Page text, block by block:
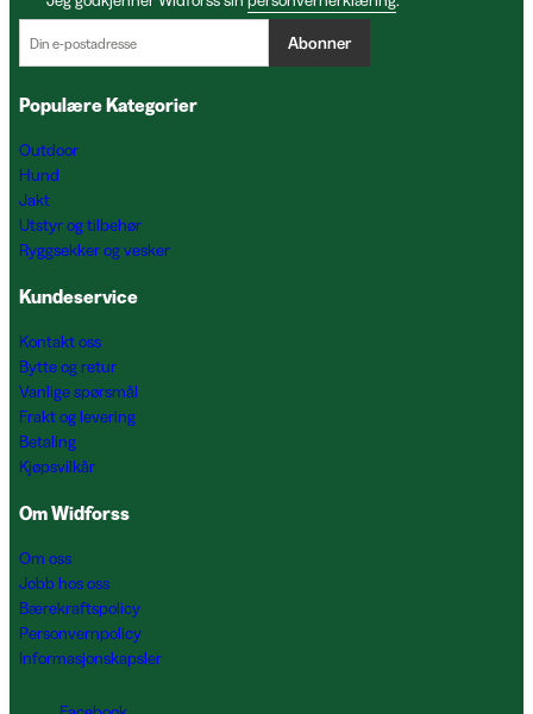
Abonner
Populære Kategorier
Outdoor
Hund
Jakt
Utstyr og tilbehør
Ryggsekker og vesker
Kundeservice
Kontakt oss
Bytte og retur
Vanlige spørsmål
Frakt og levering
Betaling
Kjøpsvilkår
Om Widforss
Om oss
Jobb hos oss
Bærekraftspolicy
Personvernpolicy
Informasjonskapsler